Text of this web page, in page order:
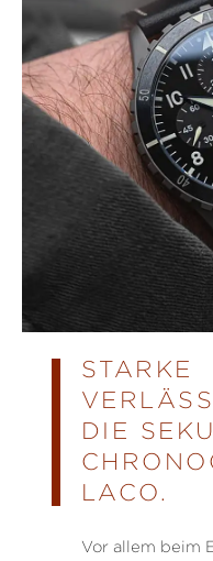
STARKE
DIE
LACO.
Vor allem beim